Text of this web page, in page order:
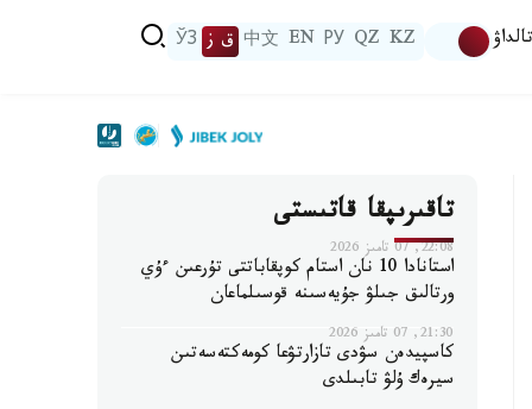
تالداۋ KZ
QZ
РУ
EN
中文 ق ز ЎЗ
تاقىرىپقا قاتىستى
22:08, 07 تامىز 2026
استانادا 10 نان استام كوپقاباتتى تۇرعىن ءۇي
ورتالىق جىلۋ جۇيەسىنە قوسىلماعان
21:30, 07 تامىز 2026
كاسپيدەن سۋدى تازارتۋعا كومەكتەسەتىن
سيرەك ۇلۋ تابىلدى